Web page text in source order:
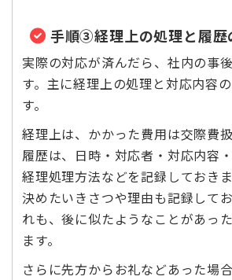
手順③経理上の処理と履歴
実際の対応が済んだら、社内の事
す。主に経理上の処理と対応内容
す。
経理上は、かかった費用は交際費扱
履歴は、日時・対応者・対応内容
経理処理方法などを記録しておき
決めたいきさつや理由も記録して
れも、後に似たようなことがあっ
ます。
さらに先方からお礼などあった場